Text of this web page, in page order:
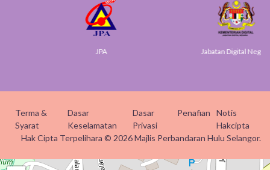
Jabatan Digital Negara
Terma &
Syarat
Dasar
Keselamatan
Dasar
Privasi
Penafian
Notis
Hakcipta
Hak Cipta Terpelihara © 2026 Majlis Perbandaran Hulu Selangor.